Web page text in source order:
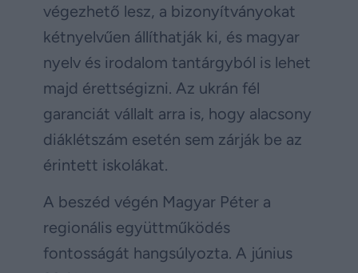
végezhető lesz, a bizonyítványokat
kétnyelvűen állíthatják ki, és magyar
nyelv és irodalom tantárgyból is lehet
majd érettségizni. Az ukrán fél
garanciát vállalt arra is, hogy alacsony
diáklétszám esetén sem zárják be az
érintett iskolákat.
A beszéd végén Magyar Péter a
regionális együttműködés
fontosságát hangsúlyozta. A június